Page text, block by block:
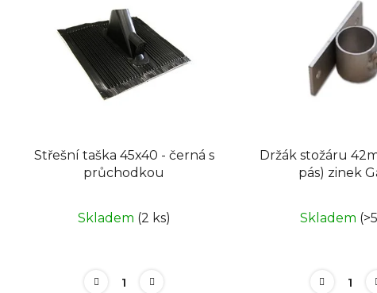
Střešní taška 45x40 - černá s
průchodkou
Skladem (2 ks)
Držák stožáru
pás) zinek
Skladem